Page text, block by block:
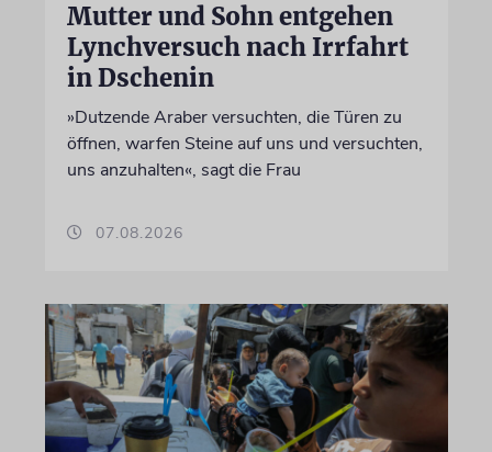
Mutter und Sohn entgehen
Lynchversuch nach Irrfahrt
in Dschenin
»Dutzende Araber versuchten, die Türen zu
öffnen, warfen Steine auf uns und versuchten,
uns anzuhalten«, sagt die Frau
07.08.2026